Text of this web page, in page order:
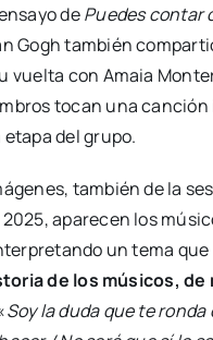
dePuedes contar
Gogh también
vuelta con Amaia
tocan una canción
del grupo.
también de la
aparecen los
un tema que
de los músicos, de
Soy la duda que te